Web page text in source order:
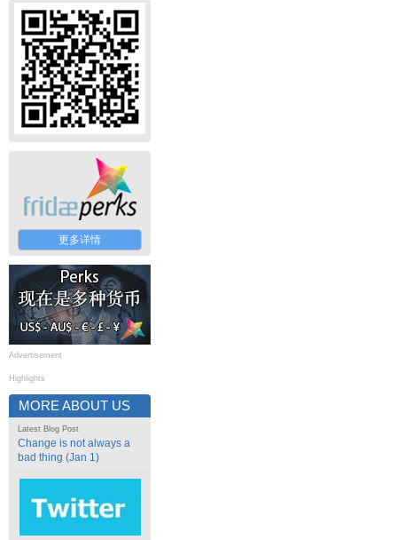
更多详情
Advertisement
Highlights
MORE ABOUT US
Latest Blog Post
Change is not always a
bad thing (Jan 1)